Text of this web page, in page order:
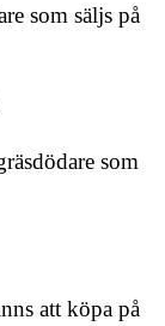
som säljs på
som
att köpa på